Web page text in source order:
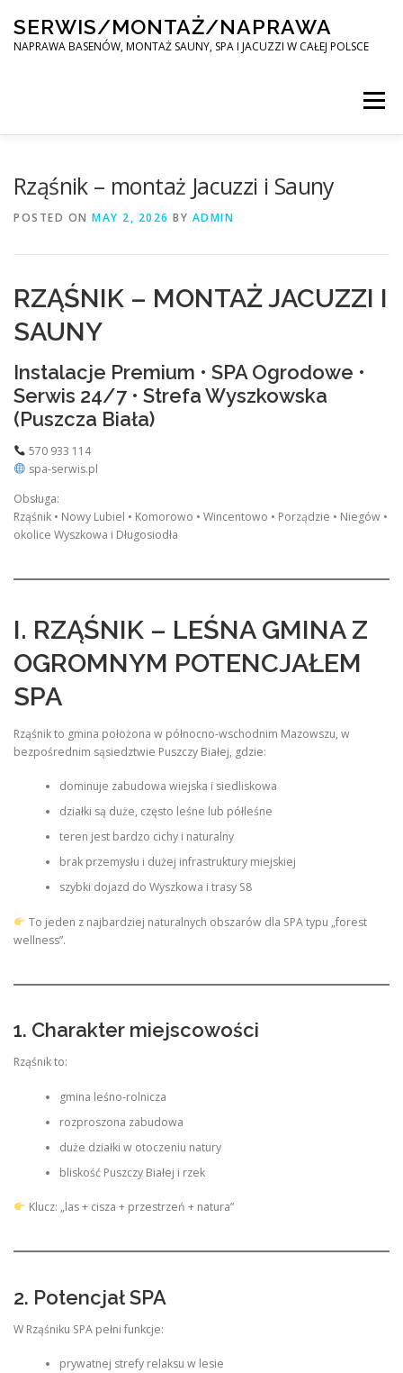
content
SERWIS/MONTAŻ/NAPRAWA
NAPRAWA BASENÓW, MONTAŻ SAUNY, SPA I JACUZZI W CAŁEJ POLSCE
Menu
KONTAKT
Rząśnik – montaż Jacuzzi i Sauny
POSTED ON MAY 2, 2026 BY ADMIN
RZĄŚNIK – MONTAŻ JACUZZI I
SAUNY
Instalacje Premium • SPA Ogrodowe •
Serwis 24/7 • Strefa Wyszkowska
(Puszcza Biała)
570 933 114
spa-serwis.pl
Obsługa:
Rząśnik • Nowy Lubiel • Komorowo • Wincentowo • Porządzie • Niegów •
okolice Wyszkowa i Długosiodła
I. RZĄŚNIK – LEŚNA GMINA Z
OGROMNYM POTENCJAŁEM
SPA
Rząśnik to gmina położona w północno-wschodnim Mazowszu, w
bezpośrednim sąsiedztwie Puszczy Białej, gdzie:
dominuje zabudowa wiejska i siedliskowa
działki są duże, często leśne lub półleśne
teren jest bardzo cichy i naturalny
brak przemysłu i dużej infrastruktury miejskiej
szybki dojazd do Wyszkowa i trasy S8
To jeden z najbardziej naturalnych obszarów dla SPA typu „forest
wellness”.
1. Charakter miejscowości
Rząśnik to:
gmina leśno-rolnicza
rozproszona zabudowa
duże działki w otoczeniu natury
bliskość Puszczy Białej i rzek
Klucz: „las + cisza + przestrzeń + natura”
2. Potencjał SPA
W Rząśniku SPA pełni funkcje:
prywatnej strefy relaksu w lesie